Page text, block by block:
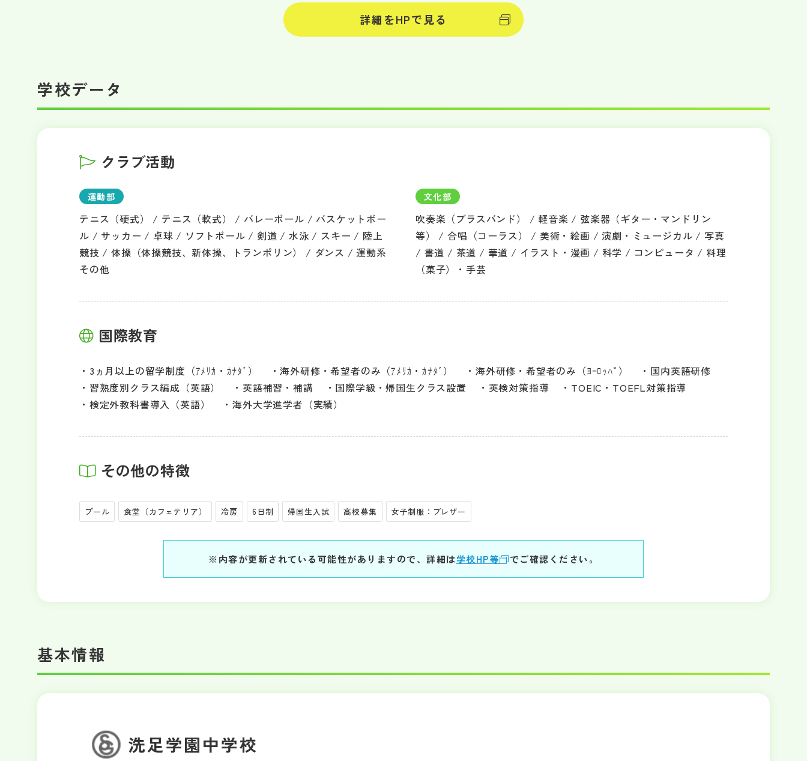
詳細をHPで見る
学校データ
クラブ活動
運動部
テニス（硬式） / テニス（軟式） / バレーボール / バスケットボー
ル / サッカー / 卓球 / ソフトボール / 剣道 / 水泳 / スキー / 陸上
競技 / 体操（体操競技、新体操、トランポリン） / ダンス / 運動系
その他
文化部
吹奏楽（ブラスバンド） / 軽音楽 / 弦楽器（ギター・マンドリン
等） / 合唱（コーラス） / 美術・絵画 / 演劇・ミュージカル / 写真
/ 書道 / 茶道 / 華道 / イラスト・漫画 / 科学 / コンピュータ / 料理
（菓子）・手芸
国際教育
3ヵ月以上の留学制度（ｱﾒﾘｶ・ｶﾅﾀﾞ） 海外研修・希望者のみ（ｱﾒﾘｶ・ｶﾅﾀﾞ） 海外研修・希望者のみ（ﾖｰﾛｯﾊﾟ）
国内英語研修
習熟度別クラス編成（英語）
英語補習・補講 国際学級・帰国生クラス設置 英検対策指導
TOEIC・TOEFL対策指導
検定外教科書導入（英語）
海外大学進学者（実績）
その他の特徴
プール 食堂（カフェテリア） 冷房 6日制 帰国生入試 高校募集 女子制服：ブレザー
※内容が更新されている可能性がありますので、詳細は学校HP等 でご確認ください。
基本情報
洗足学園中学校